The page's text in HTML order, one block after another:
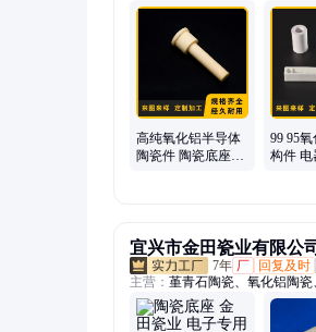
电子陶瓷、陶瓷垫片、陶瓷灯
陶瓷轴柱、工业陶瓷、陶瓷底
装置陶瓷、密封陶瓷圈、陶瓷
化锆陶瓷、密封圈
高纯氧化铝半导体
陶瓷件 陶瓷底座加
99 95
构件 电
宜兴市金田瓷业有限公司
7年 厂 回复及时
主营： 堇青石陶瓷、氧化铝陶
电子陶瓷、陶瓷垫片、精密陶
陶瓷坩埚、高频陶瓷、滑石瓷